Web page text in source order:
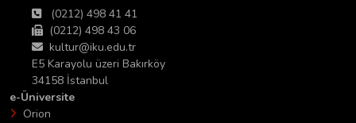
(0212) 498 41 41
(0212) 498 43 06
kultur@iku.edu.tr
E5 Karayolu üzeri Bakırköy
34158 İstanbul
e-Üniversite
Orion